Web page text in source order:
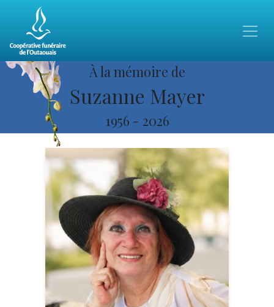
À la mémoire de
Suzanne Mayer
1956 - 2026